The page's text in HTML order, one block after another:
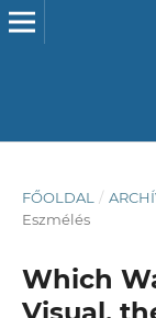
FŐOLDAL /
Eszmélés
Which